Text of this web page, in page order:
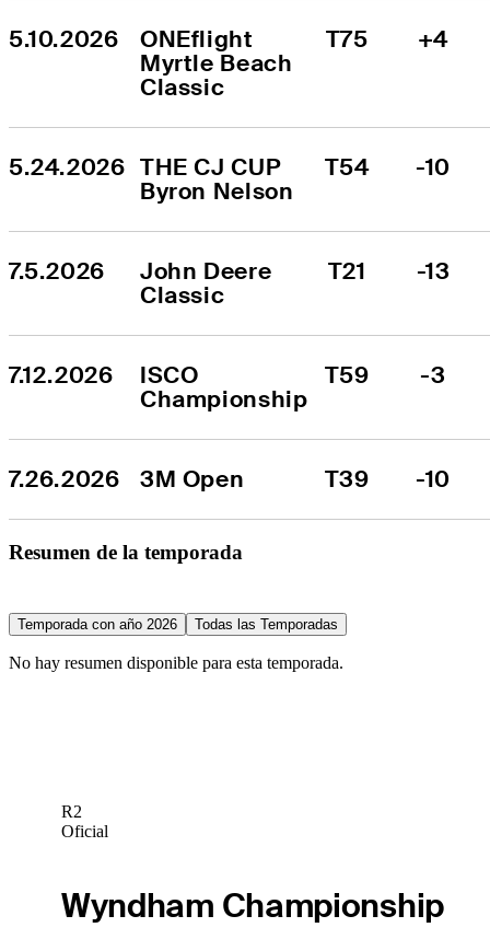
5.10.2026
ONEflight
Myrtle Beach
Classic
T75 +4
5.24.2026 THE CJ CUP
Byron Nelson
T54 -10
7.5.2026
John Deere
Classic
T21 -13
7.12.2026
ISCO
Championship
T59 -3
7.26.2026 3M Open T39 -10
Resumen de la temporada
Temporada con año 2026 Todas las Temporadas
No hay resumen disponible para esta temporada.
R2
Oficial
Wyndham Championship